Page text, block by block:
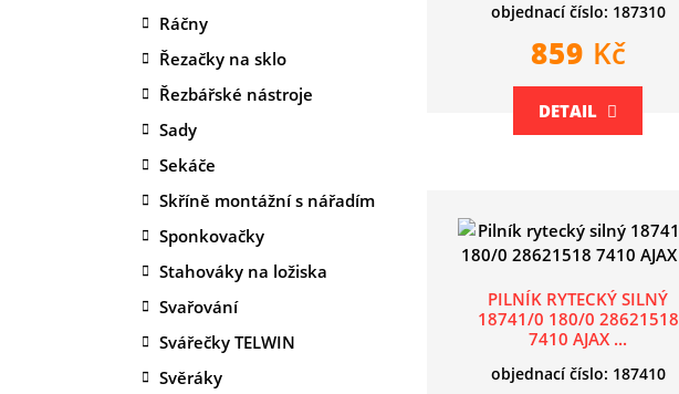
objednací číslo: 187310
859 Kč
DETAIL
PILNÍK RYTECKÝ SILNÝ
18741/0 180/0 28621518
7410 AJAX ...
objednací číslo: 187410
Ráčny
Řezačky na sklo
Řezbářské nástroje
Sady
Sekáče
Skříně montážní s nářadím
Sponkovačky
Stahováky na ložiska
Svařování
Svářečky TELWIN
Svěráky